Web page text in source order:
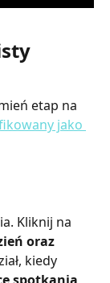
etap na
jako
Kliknij na
oraz
kiedy